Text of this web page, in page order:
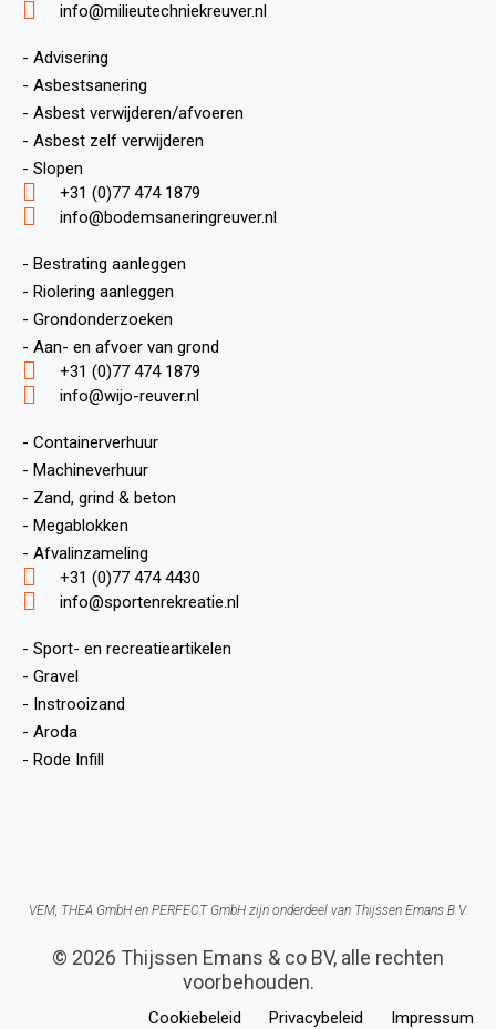
info@milieutechniekreuver.nl
- Advisering
- Asbestsanering
- Asbest verwijderen/afvoeren
- Asbest zelf verwijderen
- Slopen
+31 (0)77 474 1879
info@bodemsaneringreuver.nl
- Bestrating aanleggen
- Riolering aanleggen
- Grondonderzoeken
- Aan- en afvoer van grond
+31 (0)77 474 1879
info@wijo-reuver.nl
- Containerverhuur
- Machineverhuur
- Zand, grind & beton
- Megablokken
- Afvalinzameling
+31 (0)77 474 4430
info@sportenrekreatie.nl
- Sport- en recreatieartikelen
- Gravel
- Instrooizand
- Aroda
- Rode Infill
VEM, THEA GmbH en PERFECT GmbH zijn onderdeel van Thijssen Emans B.V.
© 2026 Thijssen Emans & co BV, alle rechten
voorbehouden.
Cookiebeleid Privacybeleid Impressum